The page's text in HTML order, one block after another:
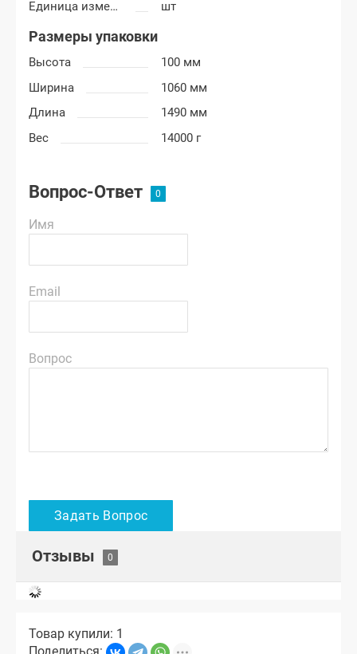
Единица измерения шт
Размеры упаковки
Высота
100 мм
Ширина
1060 мм
Длина
1490 мм
Вес
14000 г
Вопрос-Ответ
Имя
Email
Вопрос
Отзывы
Товар купили: 1